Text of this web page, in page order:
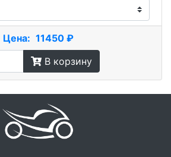
Цена: 11450 ₽
В корзину